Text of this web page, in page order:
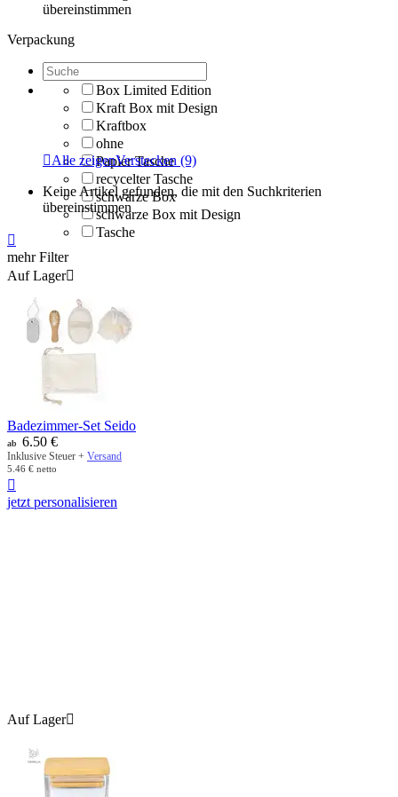
übereinstimmen
Verpackung
Box Limited Edition
Kraft Box mit Design
Kraftbox
ohne
Papier Tasche
recycelter Tasche
schwarze Box
schwarze Box mit Design
Tasche
Alle zeigenVerstecken (9)
Keine Artikel gefunden, die mit den Suchkriterien
übereinstimmen

mehr Filter
Auf Lager
Badezimmer-Set Seido
ab 6.50 €
Inklusive Steuer + Versand
5.46 € netto

jetzt personalisieren
Auf Lager